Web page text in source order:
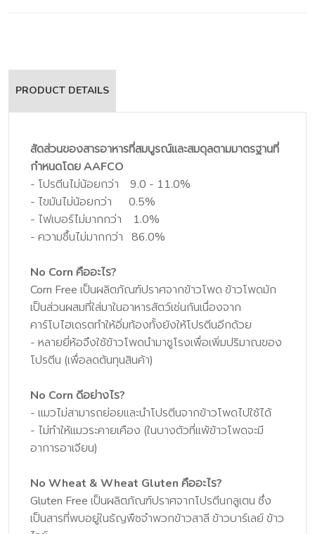
PRODUCT DETAILS
สัดส่วนของสารอาหารที่สมบูรณ์และสมดุลตามมาตรฐานที่
กำหนดโดย AAFCO
- โปรตีนไม่น้อยกว่า 9.0 - 11.0%
- ไขมันไม่น้อยกว่า 0.5%
- ไฟเบอร์ไม่มากกว่า 1.0%
- ความชื้นไม่มากกว่า 86.0%
No Corn คืออะไร?
Corn Free เป็นผลิตภัณฑ์ปราศจากข้าวโพด ข้าวโพดมัก
เป็นส่วนผสมที่ใส่มาในอาหารสัตว์เช่นกันเนื่องจาก
คาร์โบไฮเดรตทำให้อิ่มท้องทั้งยังให้โปรตีนอีกด้วย
- หลายยี่ห้อจึงใช้ข้าวโพดนำมาชูโรงเพื่อเพิ่มปริมาณของ
โปรตีน (เพื่อลดต้นทุนสินค้า)
No Corn ดีอย่างไร?
- แมวไม่สามารถย่อยและนำโปรตีนจากข้าวโพดไปใช้ได้
- ไม่ทำให้แมวระคายเคือง (ในบางตัวที่แพ้ข้าวโพดจะมี
อาการอาเจียน)
No Wheat & Wheat Gluten คืออะไร?
Gluten Free เป็นผลิตภัณฑ์ปราศจากโปรตีนกลูเตน ซึ่ง
เป็นสารที่พบอยู่ในธัญพืชจำพวกข้าวสาลี ข้าวบาร์เลย์ ข้าว